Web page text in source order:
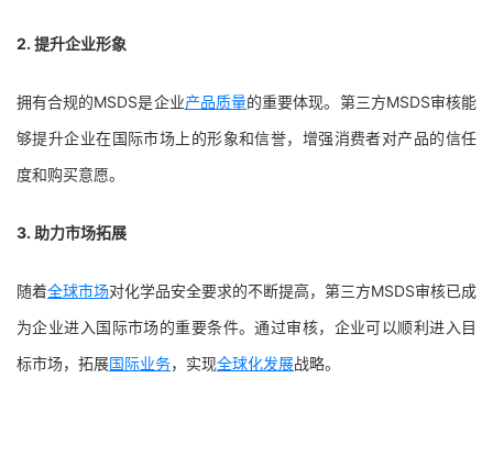
2. 提升企业形象
拥有合规的MSDS是企业产品质量的重要体现。第三方MSDS审核能
够提升企业在国际市场上的形象和信誉，增强消费者对产品的信任
度和购买意愿。
3. 助力市场拓展
随着全球市场对化学品安全要求的不断提高，第三方MSDS审核已成
为企业进入国际市场的重要条件。通过审核，企业可以顺利进入目
标市场，拓展国际业务，实现全球化发展战略。